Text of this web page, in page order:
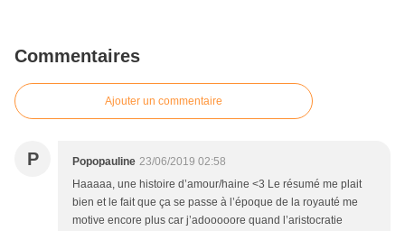
Commentaires
Ajouter un commentaire
P Popopauline 23/06/2019 02:58
Haaaaa, une histoire d’amour/haine <3 Le résumé me plait
bien et le fait que ça se passe à l’époque de la royauté me
motive encore plus car j’adooooore quand l’aristocratie